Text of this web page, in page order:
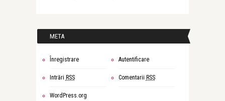
META
Înregistrare Autentificare
Intrări RSS Comentarii RSS
WordPress.org